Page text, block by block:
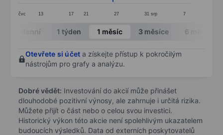
čvc 13 17 21 27 31 srp 7
End of interactive chart.
Intradenní 1 týden 1 měsíc 3 měsíce 6 měsíců
Otevřete si účet a získejte přístup k pokročilým
nástrojům pro grafy a analýzu.
Dobré vědět: Investování do akcií může přinášet
dlouhodobé pozitivní výnosy, ale zahrnuje i určitá rizika.
Můžete přijít o část nebo o celou svou investici.
Historický výkon této akcie není spolehlivým ukazatelem
budoucích výsledků. Data od externích poskytovatelů